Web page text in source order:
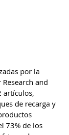
por la
and
artículos,
de recarga y
73% de los